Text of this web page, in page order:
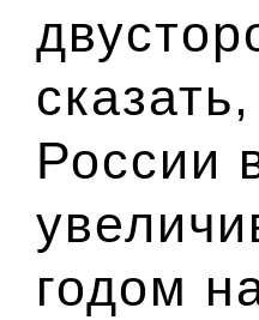
России
годом